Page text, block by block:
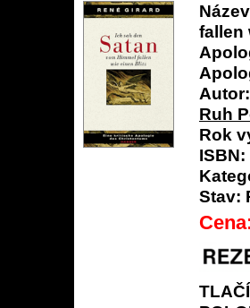
fallen
Autor:
Ruh
Rok
ISBN:
Stav: